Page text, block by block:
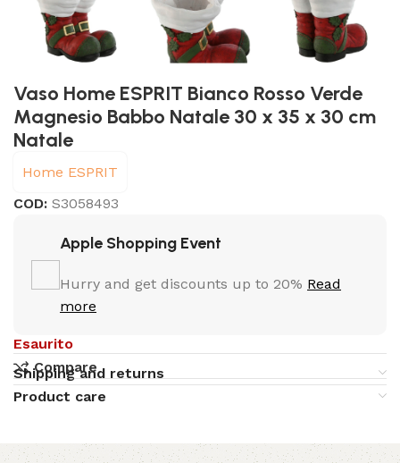
Vaso Home ESPRIT Bianco Rosso Verde
Magnesio Babbo Natale 30 x 35 x 30 cm
Natale
Home ESPRIT
COD:S3058493
Apple Shopping Event
Hurry and get discounts up to 20% Read
more
Esaurito
Compare
Shipping and returns
Product care